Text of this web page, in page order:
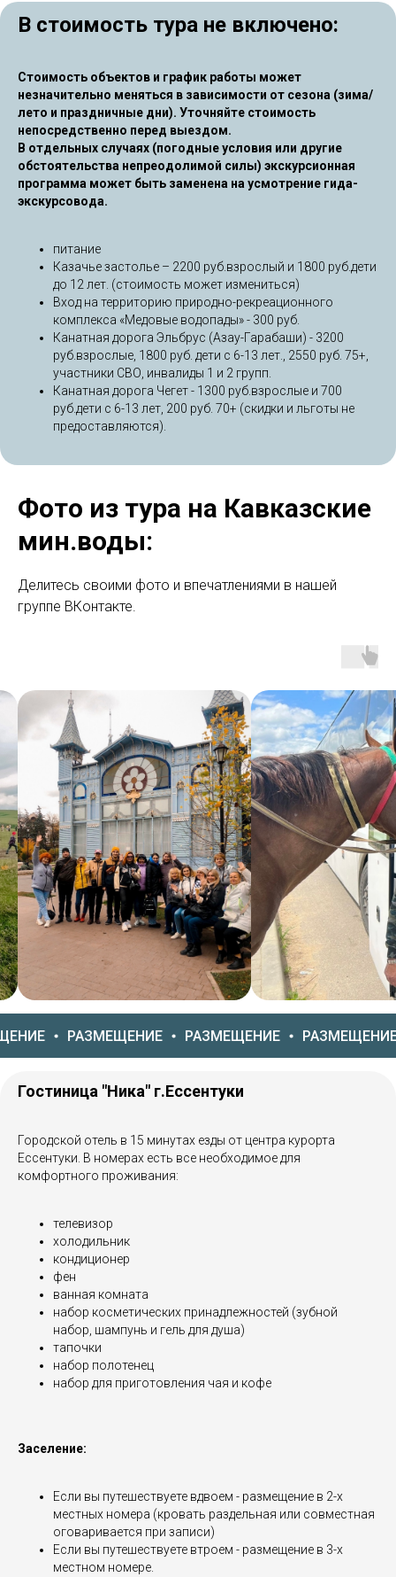
В стоимость тура не включено:
Стоимость объектов и график работы может
незначительно меняться в зависимости от сезона (зима/
лето и праздничные дни). Уточняйте стоимость
непосредственно перед выездом.
В отдельных случаях (погодные условия или другие
обстоятельства непреодолимой силы) экскурсионная
программа может быть заменена на усмотрение гида-
экскурсовода.
питание
Казачье застолье – 2200 руб.взрослый и 1800 руб.дети
до 12 лет. (стоимость может измениться)
Вход на территорию природно-рекреационного
комплекса «Медовые водопады» - 300 руб.
Канатная дорога Эльбрус (Азау-Гарабаши) - 3200
руб.взрослые, 1800 руб. дети с 6-13 лет., 2550 руб. 75+,
участники СВО, инвалиды 1 и 2 групп.
Канатная дорога Чегет - 1300 руб.взрослые и 700
руб.дети с 6-13 лет, 200 руб. 70+ (скидки и льготы не
предоставляются).
Фото из тура на Кавказские
мин.воды:
Делитесь своими фото и впечатлениями в нашей
группе ВКонтакте.
РАЗМЕЩЕНИЕ РАЗМЕЩЕНИЕ РАЗМЕЩЕНИЕ
Гостиница "Ника" г.Ессентуки
Городской отель в 15 минутах езды от центра курорта
Ессентуки. В номерах есть все необходимое для
комфортного проживания:
телевизор
холодильник
кондиционер
фен
ванная комната
набор косметических принадлежностей (зубной
набор, шампунь и гель для душа)
тапочки
набор полотенец
набор для приготовления чая и кофе
Заселение:
Если вы путешествуете вдвоем - размещение в 2-х
местных номера (кровать раздельная или совместная
оговаривается при записи)
Если вы путешествуете втроем - размещение в 3-х
местном номере.